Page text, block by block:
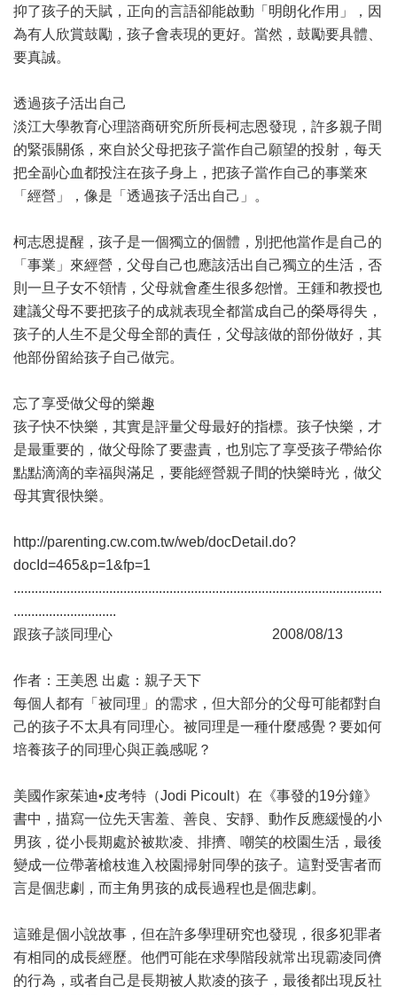
抑了孩子的天賦，正向的言語卻能啟動「明朗化作用」，因
為有人欣賞鼓勵，孩子會表現的更好。當然，鼓勵要具體、
要真誠。
透過孩子活出自己
淡江大學教育心理諮商研究所所長柯志恩發現，許多親子間
的緊張關係，來自於父母把孩子當作自己願望的投射，每天
把全副心血都投注在孩子身上，把孩子當作自己的事業來
「經營」，像是「透過孩子活出自己」。
柯志恩提醒，孩子是一個獨立的個體，別把他當作是自己的
「事業」來經營，父母自己也應該活出自己獨立的生活，否
則一旦子女不領情，父母就會產生很多怨憎。王鍾和教授也
建議父母不要把孩子的成就表現全都當成自己的榮辱得失，
孩子的人生不是父母全部的責任，父母該做的部份做好，其
他部份留給孩子自己做完。
忘了享受做父母的樂趣
孩子快不快樂，其實是評量父母最好的指標。孩子快樂，才
是最重要的，做父母除了要盡責，也別忘了享受孩子帶給你
點點滴滴的幸福與滿足，要能經營親子間的快樂時光，做父
母其實很快樂。
http://parenting.cw.com.tw/web/docDetail.do?
docId=465&p=1&fp=1
........................................................................................................
.............................
跟孩子談同理心 2008/08/13
作者：王美恩 出處：親子天下
每個人都有「被同理」的需求，但大部分的父母可能都對自
己的孩子不太具有同理心。被同理是一種什麼感覺？要如何
培養孩子的同理心與正義感呢？
美國作家茱迪•皮考特（Jodi Picoult）在《事發的19分鐘》
書中，描寫一位先天害羞、善良、安靜、動作反應緩慢的小
男孩，從小長期處於被欺凌、排擠、嘲笑的校園生活，最後
變成一位帶著槍枝進入校園掃射同學的孩子。這對受害者而
言是個悲劇，而主角男孩的成長過程也是個悲劇。
這雖是個小說故事，但在許多學理研究也發現，很多犯罪者
有相同的成長經歷。他們可能在求學階段就常出現霸凌同儕
的行為，或者自己是長期被人欺凌的孩子，最後都出現反社